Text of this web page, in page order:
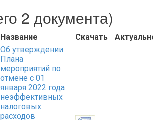
2 документа)
Название Скачать
Об утверждении
Плана
мероприятий по
отмене с 01
января 2022 года
неэффективных
налоговых
расходов